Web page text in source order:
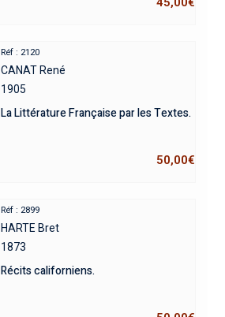
Réf : 2120
CANAT René
1905
La Littérature Française par les Textes.
50,00€
Réf : 2899
HARTE Bret
1873
Récits californiens.